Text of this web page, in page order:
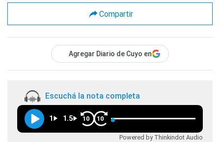
Compartir
Agregar Diario de Cuyo en
Escuchá la nota completa
1 1.5 10 10
Powered by Thinkindot Audio